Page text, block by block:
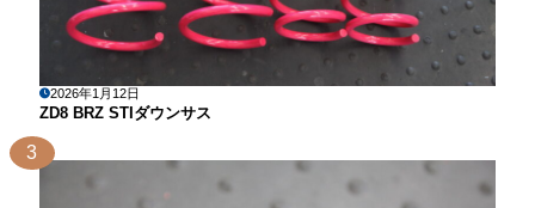
2026年1月12日
ZD8 BRZ STIダウンサス
3